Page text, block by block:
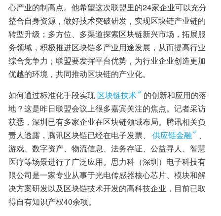
心产业的制高点。他希望这次联盟里的24家企业可以充分
整合自身资源，做好技术突破研发，实现区块链产业链的
转型升级；多方位、多渠道探索区块链新兴市场，拓展服
务领域，积极推进区块链多产业用途发展，从而提高行业
综合竞争力；联盟要发挥平台优势，为行业企业创造更加
优越的环境，共同推动区块链的产业化。
如何通过标准化手段实现 区块链技术
的创新和应用的落
地？这是昨日联盟会议上很多嘉宾关注的焦点。记者采访
获悉，深圳已有多家企业在区块链领域布局。腾讯相关负
责人透露，腾讯区块链已经在电子发票、
供应链金融
、
游戏、数字资产、物流信息、法务存证、公益寻人、智慧
医疗等场景进行了广泛应用。思力科（深圳）电子科技有
限公司是一家专业从事于光电传感器核心芯片、模块和解
决方案研发以及区块链技术开发的高科技企业，目前已取
得自有知识产权40余项。